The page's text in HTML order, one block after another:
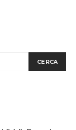
CERCA